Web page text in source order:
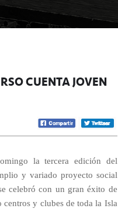
CUENTA JOVEN
la tercera edición del
y variado proyecto social
celebró con un gran éxito de
centros y clubes de toda la Isla